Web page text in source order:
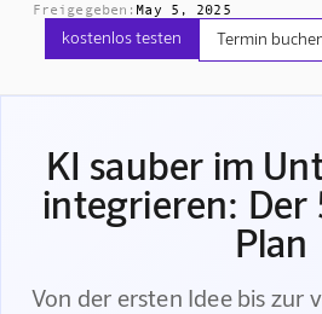
Freigegeben: May 5, 2025
kostenlos testen Termin
KI sauber im
integrieren: Der
Plan
Von der ersten Idee bis zur